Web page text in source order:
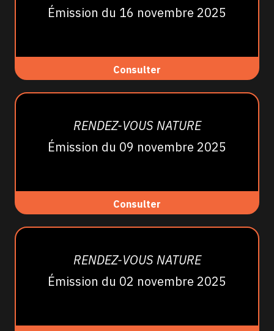
Émission du 16 novembre 2025
Consulter
RENDEZ-VOUS NATURE
Émission du 09 novembre 2025
Consulter
RENDEZ-VOUS NATURE
Émission du 02 novembre 2025